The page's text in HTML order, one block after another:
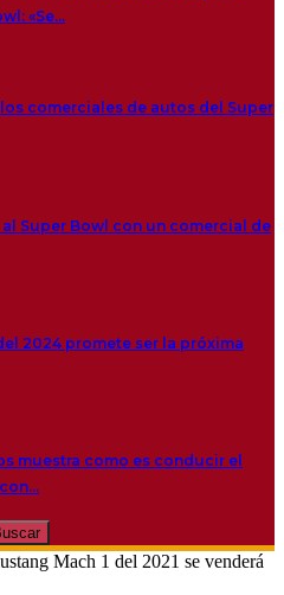
«Se…
comerciales de autos del Super
al Super Bowl con un comercial de
2024 promete ser la próxima
muestra como es conducir el
Mach 1 del 2021 se venderá